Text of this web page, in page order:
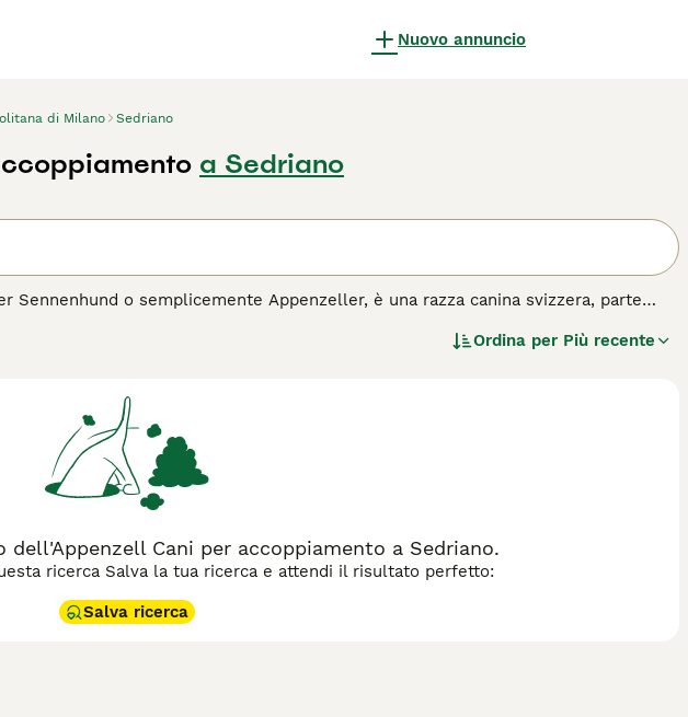
Nuovo annuncio
di Milano Sedriano
a Sedriano
Sennenhund o semplicemente Appenzeller, è una razza canina svizzera, parte
dell'Appenzell è apprezzato per la sua intelligenza, vivacità e lealtà. È un
e protettivo della sua casa, adattandosi bene alla vita familiare se fornito di
per te, leggi la guida all'acquisto per questa razza.
Ordina per Più recente
dell'Appenzell Cani per accoppiamento a Sedriano.
ricerca Salva la tua ricerca e attendi il risultato perfetto:
Salva ricerca